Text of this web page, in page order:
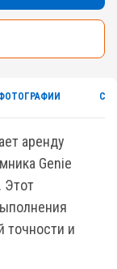
аренду
Genie
Этот
точности и